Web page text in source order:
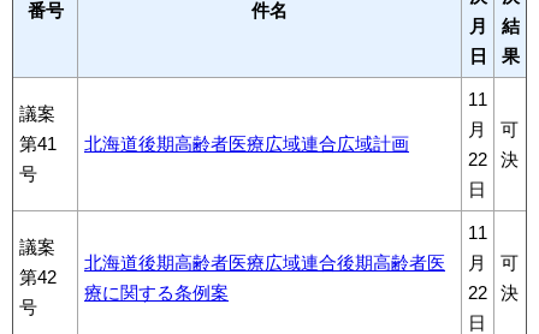
番号 件名
月
日
結
果
議案
第41
号
北海道後期高齢者医療広域連合広域計画
11
月
22
日
可
決
議案
第42
号
北海道後期高齢者医療広域連合後期高齢者医
療に関する条例案
11
月
22
日
可
決